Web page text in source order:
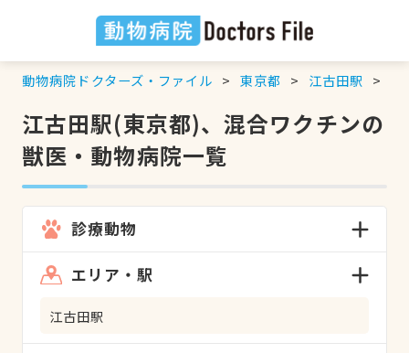
動物病院ドクターズ・ファイル 東京都 江古田駅
江古田駅(東京都)、混合ワクチンの
獣医・動物病院一覧
診療動物
エリア・駅
江古田駅